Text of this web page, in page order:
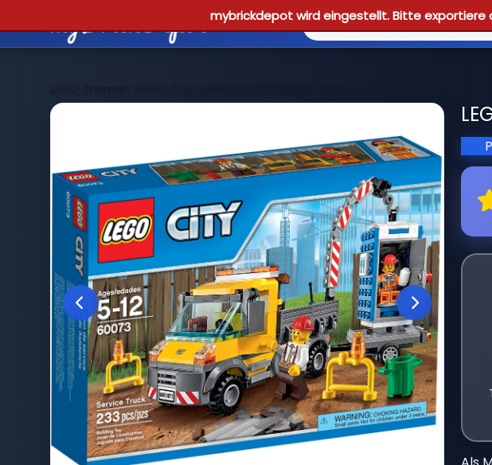
mybrickdepot wird eingestellt. Bitte exportiere
LEGO Themen >LEGO City >LEGO 60073 Service Truck